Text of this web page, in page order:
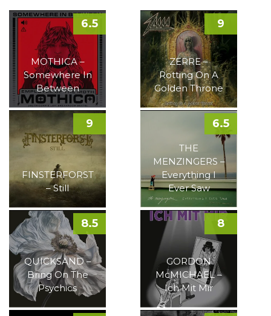
MOTHICA –
Somewhere In
Between
6.5
ZERRE –
Rotting On A
Golden Throne
9
FINSTERFORST
– Still
9
THE
MENZINGERS –
Everything I
Ever Saw
6.5
QUICKSAND –
Bring On The
Psychics
8.5
GORDON
McMICHAEL –
Ich Mit Mir
8